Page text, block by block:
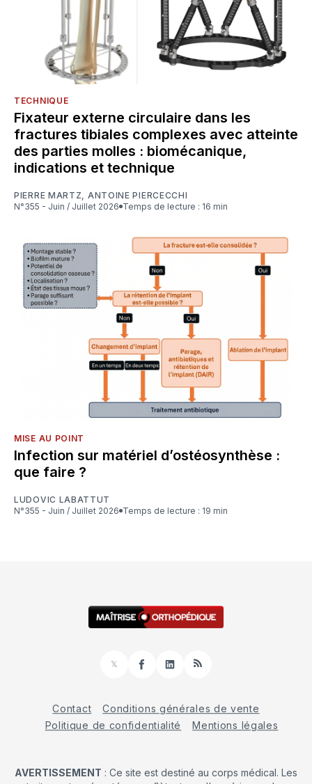
TECHNIQUE
Fixateur externe circulaire dans les
fractures tibiales complexes avec atteinte
des parties molles : biomécanique,
indications et technique
PIERRE MARTZ
ANTOINE PIERCECCHI
N°355 - Juin / Juillet 2026
Temps de lecture : 16 min
MISE AU POINT
Infection sur matériel d’ostéosynthèse :
que faire ?
LUDOVIC LABATTUT
N°355 - Juin / Juillet 2026
Temps de lecture : 19 min
𝕏
FacebookLinkedInRSS
Contact
Conditions générales de vente
Politique de confidentialité
Mentions légales
AVERTISSEMENT : Ce site est destiné au corps médical. Les